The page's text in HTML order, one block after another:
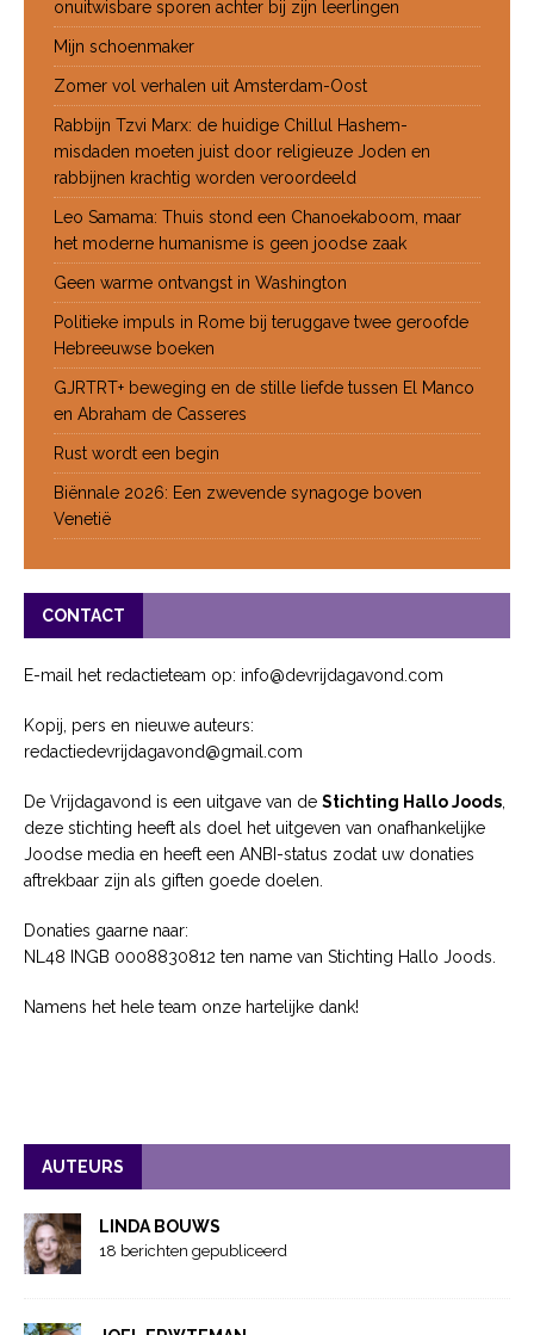
onuitwisbare sporen achter bij zijn leerlingen
Mijn schoenmaker
Zomer vol verhalen uit Amsterdam-Oost
Rabbijn Tzvi Marx: de huidige Chillul Hashem-
misdaden moeten juist door religieuze Joden en
rabbijnen krachtig worden veroordeeld
Leo Samama: Thuis stond een Chanoekaboom, maar
het moderne humanisme is geen joodse zaak
Geen warme ontvangst in Washington
Politieke impuls in Rome bij teruggave twee geroofde
Hebreeuwse boeken
GJRTRT+ beweging en de stille liefde tussen El Manco
en Abraham de Casseres
Rust wordt een begin
Biënnale 2026: Een zwevende synagoge boven
Venetië
CONTACT
E-mail het redactieteam op: info@devrijdagavond.com
Kopij, pers en nieuwe auteurs:
redactiedevrijdagavond@gmail.com
De Vrijdagavond is een uitgave van de Stichting Hallo Joods
deze stichting heeft als doel het uitgeven van onafhankelijke
Joodse media en heeft een ANBI-status zodat uw donaties
aftrekbaar zijn als giften goede doelen.
Donaties gaarne naar:
NL48 INGB 0008830812 ten name van Stichting Hallo Joods.
Namens het hele team onze hartelijke dank!
AUTEURS
LINDA BOUWS
18 berichten gepubliceerd